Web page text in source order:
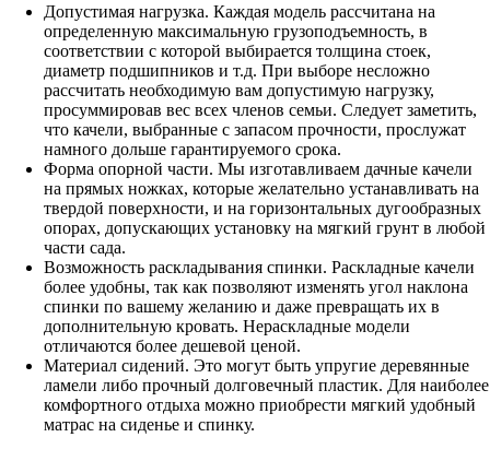
Допустимая нагрузка. Каждая модель рассчитана на
определенную максимальную грузоподъемность, в
соответствии с которой выбирается толщина стоек,
диаметр подшипников и т.д. При выборе несложно
рассчитать необходимую вам допустимую нагрузку,
просуммировав вес всех членов семьи. Следует заметить,
что качели, выбранные с запасом прочности, прослужат
намного дольше гарантируемого срока.
Форма опорной части. Мы изготавливаем дачные качели
на прямых ножках, которые желательно устанавливать на
твердой поверхности, и на горизонтальных дугообразных
опорах, допускающих установку на мягкий грунт в любой
части сада.
Возможность раскладывания спинки. Раскладные качели
более удобны, так как позволяют изменять угол наклона
спинки по вашему желанию и даже превращать их в
дополнительную кровать. Нераскладные модели
отличаются более дешевой ценой.
Материал сидений. Это могут быть упругие деревянные
ламели либо прочный долговечный пластик. Для наиболее
комфортного отдыха можно приобрести мягкий удобный
матрас на сиденье и спинку.